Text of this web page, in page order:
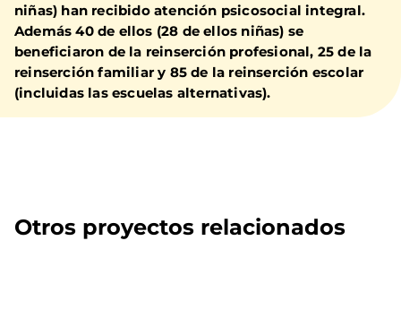
niñas) han recibido atención psicosocial integral.
Además 40 de ellos (28 de ellos niñas) se
beneficiaron de la reinserción profesional, 25 de la
reinserción familiar y 85 de la reinserción escolar
(incluidas las escuelas alternativas).
Otros proyectos relacionados